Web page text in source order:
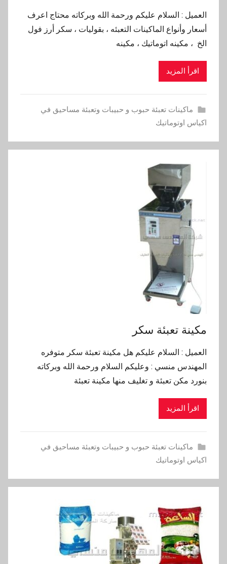
العميل : السلام عليكم ورحمة الله وبركاته محتاج اعرف
أسعار وأنواع الماكينات التعبئه ، بقوليات ، سكر أرز فول
الخ ، مكينه اتوماتيك ، مكينه
اقرأ المزيد
ماكينات تعبئة حبوب و حبيبات وتعبئة مساحيق في
اكياس اوتوماتيك
مكينة تعبئة سكر
العميل : السلام عليكم هل مكينة تعبئة سكر متوفره
المهندس منسي : وعليكم السلام ورحمة الله وبركاته
بنورد مكن تعبئة و تغليف منها مكينة تعبئة
اقرأ المزيد
ماكينات تعبئة حبوب و حبيبات وتعبئة مساحيق في
اكياس اوتوماتيك